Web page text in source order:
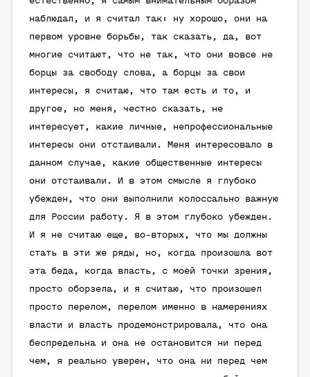
наблюдал, и я считал так: ну хорошо, они на
первом уровне борьбы, так сказать, да, вот
многие считают, что не так, что они вовсе не
борцы за свободу слова, а борцы за свои
интересы, я считаю, что там есть и то, и
другое, но меня, честно сказать, не
интересует, какие личные, непрофессиональные
интересы они отстаивали. Меня интересовало в
данном случае, какие общественные интересы
они отстаивали. И в этом смысле я глубоко
убежден, что они выполнили колоссально важную
для России работу. Я в этом глубоко убежден.
И я не считаю еще, во-вторых, что мы должны
стать в эти же ряды, но, когда произошла вот
эта беда, когда власть, с моей точки зрения,
просто оборзела, и я считаю, что произошел
просто перелом, перелом именно в намерениях
власти и власть продемонстрировала, что она
беспредельна и она не остановится ни перед
чем, я реально уверен, что она ни перед чем